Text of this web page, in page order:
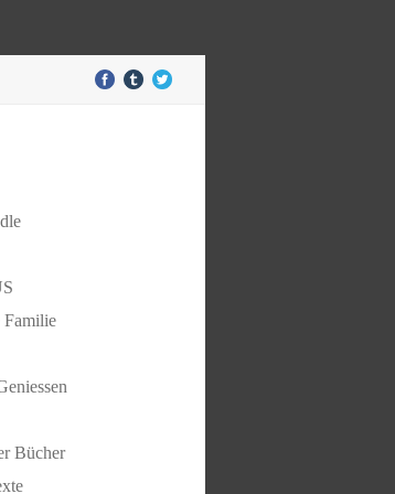
Familie
Bücher